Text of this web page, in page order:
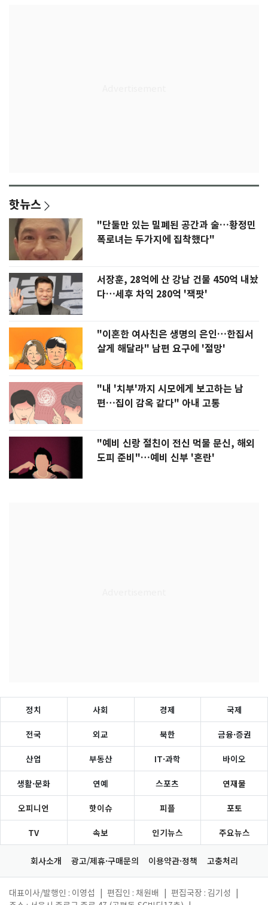
핫뉴스
"단둘만 있는 밀폐된 공간과 술…황정민
폭로녀는 두가지에 집착했다"
서장훈, 28억에 산 강남 건물 450억 내놨
다…세후 차익 280억 '잭팟'
"이혼한 여사친은 생명의 은인…한집서
살게 해달라" 남편 요구에 '절망'
"내 '치부'까지 시모에게 보고하는 남
편…집이 감옥 같다" 아내 고통
"예비 신랑 절친이 전신 먹물 문신, 해외
도피 준비"…예비 신부 '혼란'
정치 사회 경제 국제
전국 외교 북한 금융·증권
산업 부동산 IT·과학 바이오
생활·문화 연예 스포츠 연재물
오피니언 핫이슈 피플 포토
TV 속보 인기뉴스 주요뉴스
회사소개 광고/제휴·구매문의 이용약관·정책 고충처리
대표이사/발행인 : 이영섭 편집인 : 채원배 편집국장 : 김기성